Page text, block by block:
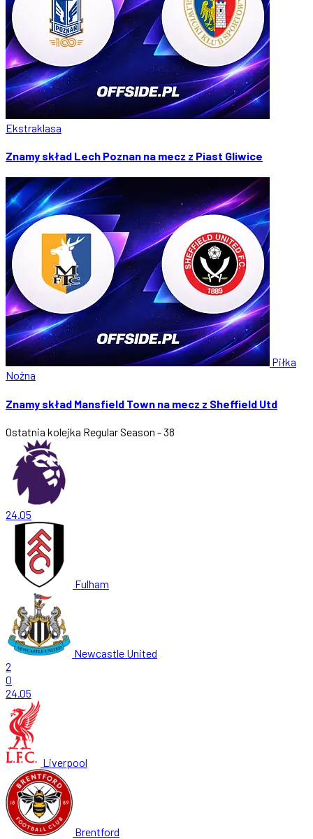
Ekstraklasa
Znamy skład Lech Poznan na mecz z Piast Gliwice
Piłka
Nożna
Znamy skład Mansfield Town na mecz z Sheffield Utd
Ostatnia kolejka Regular Season - 38
24.05
Fulham
Newcastle United
2
0
24.05
Liverpool
Brentford